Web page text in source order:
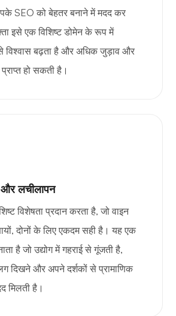
SEO को बेहतर बनाने में मदद कर
इसे एक विशिष्ट डोमेन के रूप में
विश्वास बढ़ता है और अधिक जुड़ाव और
हो सकती है।
और लचीलापन
विशेषता प्रदान करता है, जो वाइन
दोनों के लिए एकदम सही है। यह एक
है जो उद्योग में गहराई से गूंजती है,
दिखने और अपने दर्शकों से प्रामाणिक
मिलती है।